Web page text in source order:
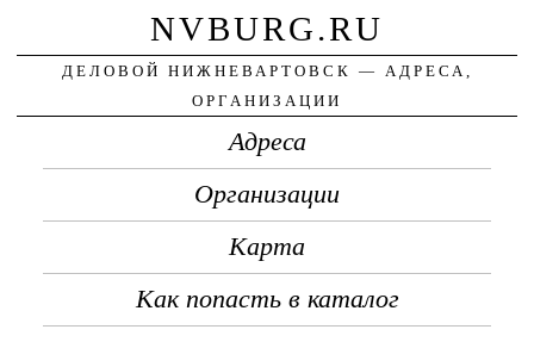
NVBURG.RU
ДЕЛОВОЙ НИЖНЕВАРТОВСК — АДРЕСА,
ОРГАНИЗАЦИИ
Адреса
Организации
Карта
Как попасть в каталог